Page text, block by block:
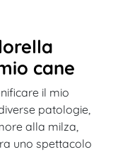
cane
il mio
patologie,
alla milza,
uno spettacolo